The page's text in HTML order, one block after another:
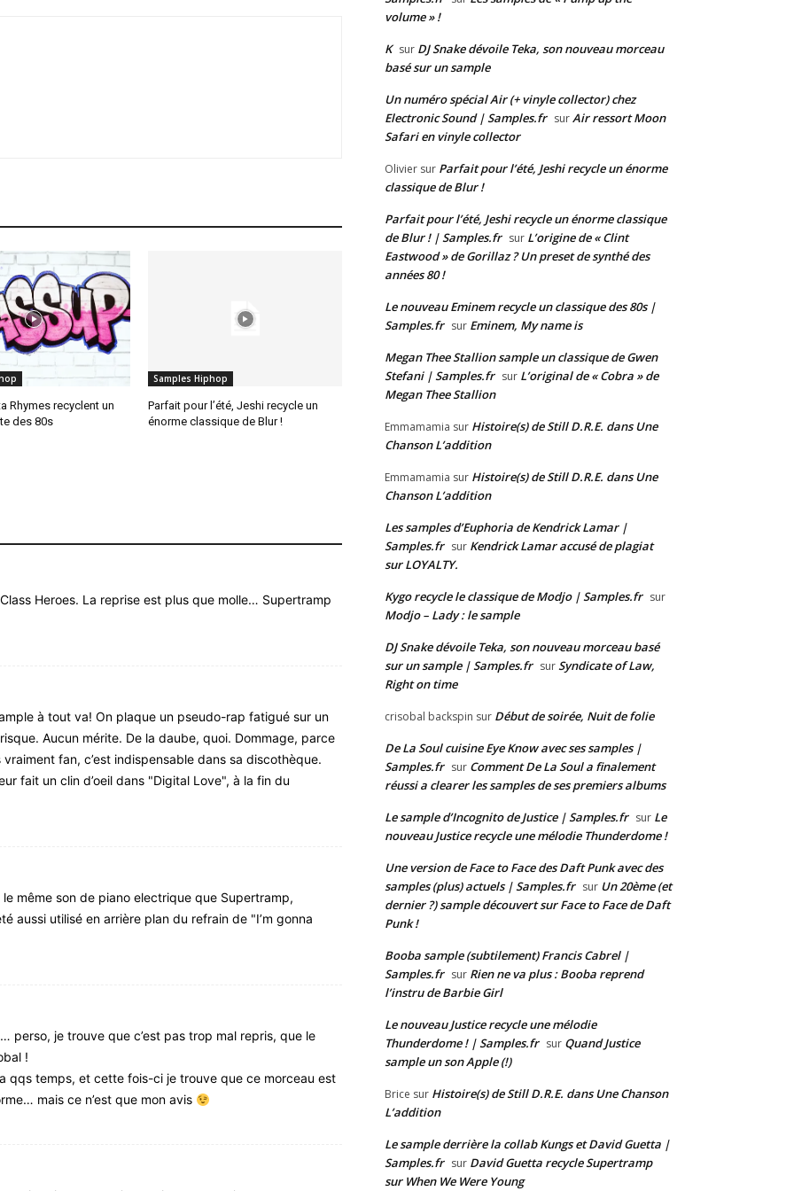
Rhymes recyclent un
des 80s
Samples Hiphop
Parfait pour l’été, Jeshi recycle un
énorme classique de Blur !
Heroes. La reprise est plus que molle… Supertramp
à tout va! On plaque un pseudo-rap fatigué sur un
Aucun mérite. De la daube, quoi. Dommage, parce
fan, c’est indispensable dans sa discothèque.
fait un clin d’oeil dans "Digital Love", à la fin du
même son de piano electrique que Supertramp,
aussi utilisé en arrière plan du refrain de "I’m gonna
perso, je trouve que c’est pas trop mal repris, que le
!
qqs temps, et cette fois-ci je trouve que ce morceau est
mais ce n’est que mon avis
volume » !
K sur DJ Snake dévoile Teka, son nouveau morceau
basé sur un sample
Un numéro spécial Air (+ vinyle collector) chez
Electronic Sound | Samples.fr surAir ressort Moon
Safari en vinyle collector
Olivier sur Parfait pour l’été, Jeshi recycle un énorme
classique de Blur !
Parfait pour l’été, Jeshi recycle un énorme classique
de Blur ! | Samples.fr sur L’origine de « Clint
Eastwood » de Gorillaz ? Un preset de synthé des
années 80 !
Le nouveau Eminem recycle un classique des 80s |
Samples.fr sur Eminem, My name is
Megan Thee Stallion sample un classique de Gwen
Stefani | Samples.fr sur L’original de « Cobra » de
Megan Thee Stallion
Emmamamia sur Histoire(s) de Still D.R.E. dans Une
Chanson L’addition
Emmamamia sur Histoire(s) de Still D.R.E. dans Une
Chanson L’addition
Les samples d’Euphoria de Kendrick Lamar |
Samples.fr sur Kendrick Lamar accusé de plagiat
sur LOYALTY.
Kygo recycle le classique de Modjo | Samples.fr sur
Modjo – Lady : le sample
DJ Snake dévoile Teka, son nouveau morceau basé
sur un sample | Samples.fr surSyndicate of Law,
Right on time
crisobal backspin sur Début de soirée, Nuit de folie
De La Soul cuisine Eye Know avec ses samples |
Samples.fr sur Comment De La Soul a finalement
réussi a clearer les samples de ses premiers albums
Le sample d’Incognito de Justice | Samples.fr sur Le
nouveau Justice recycle une mélodie Thunderdome !
Une version de Face to Face des Daft Punk avec des
samples (plus) actuels | Samples.fr sur Un 20ème (et
dernier ?) sample découvert sur Face to Face de Daft
Punk !
Booba sample (subtilement) Francis Cabrel |
Samples.fr sur Rien ne va plus : Booba reprend
l’instru de Barbie Girl
Le nouveau Justice recycle une mélodie
Thunderdome ! | Samples.fr sur Quand Justice
sample un son Apple (!)
Brice sur Histoire(s) de Still D.R.E. dans Une Chanson
L’addition
Le sample derrière la collab Kungs et David Guetta |
Samples.fr sur David Guetta recycle Supertramp
sur When We Were Young